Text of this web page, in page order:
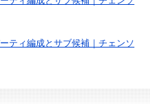
ティ編成とサブ候補｜チェンソ